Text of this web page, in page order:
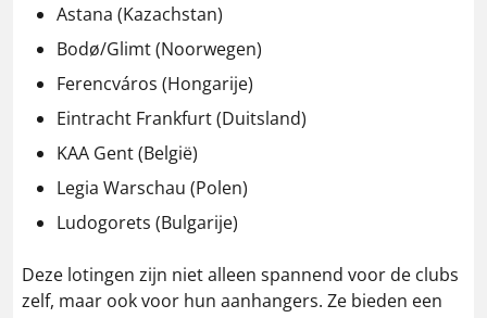
Astana (Kazachstan)
Bodø/Glimt (Noorwegen)
Ferencváros (Hongarije)
Eintracht Frankfurt (Duitsland)
KAA Gent (België)
Legia Warschau (Polen)
Ludogorets (Bulgarije)
Deze lotingen zijn niet alleen spannend voor de clubs
zelf, maar ook voor hun aanhangers. Ze bieden een